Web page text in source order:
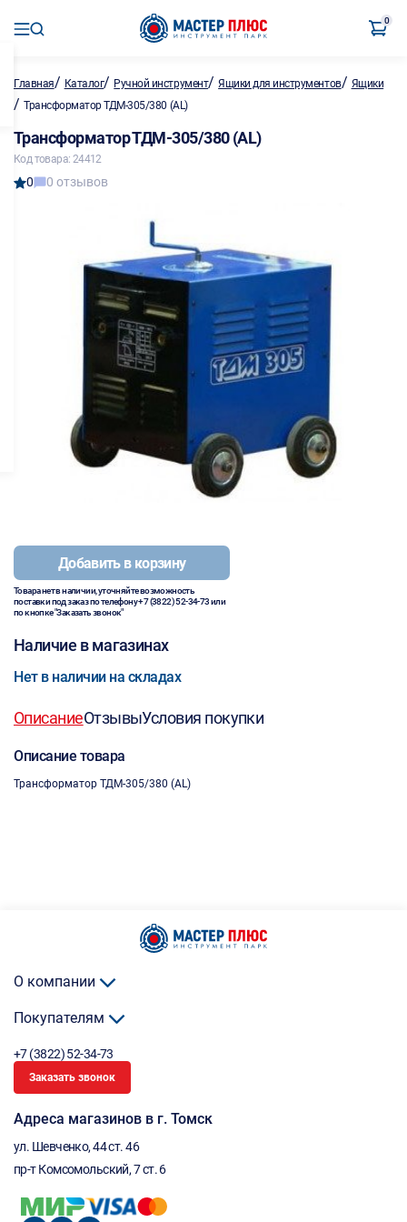
0
Главная/ Каталог/ Ручной инструмент/Ящики для инструментов/ Ящики
/ Трансформатор ТДМ-305/380 (AL)
Трансформатор ТДМ-305/380 (AL)
Код товара: 24412
0 0 отзывов
Добавить в корзину
Товара нет в наличии, уточняйте возможность
поставки под заказ по телефону+7 (3822) 52-34-73или
по кнопке "Заказать звонок"
Наличие в магазинах
Нет в наличии на складах
ОписаниеОтзывыУсловия покупки
Описание товара
Трансформатор ТДМ-305/380 (AL)
О компании
Покупателям
+7 (3822) 52-34-73
Заказать звонок
Адреса магазинов в г. Томск
ул. Шевченко, 44 ст. 46
пр-т Комсомольский, 7 ст. 6